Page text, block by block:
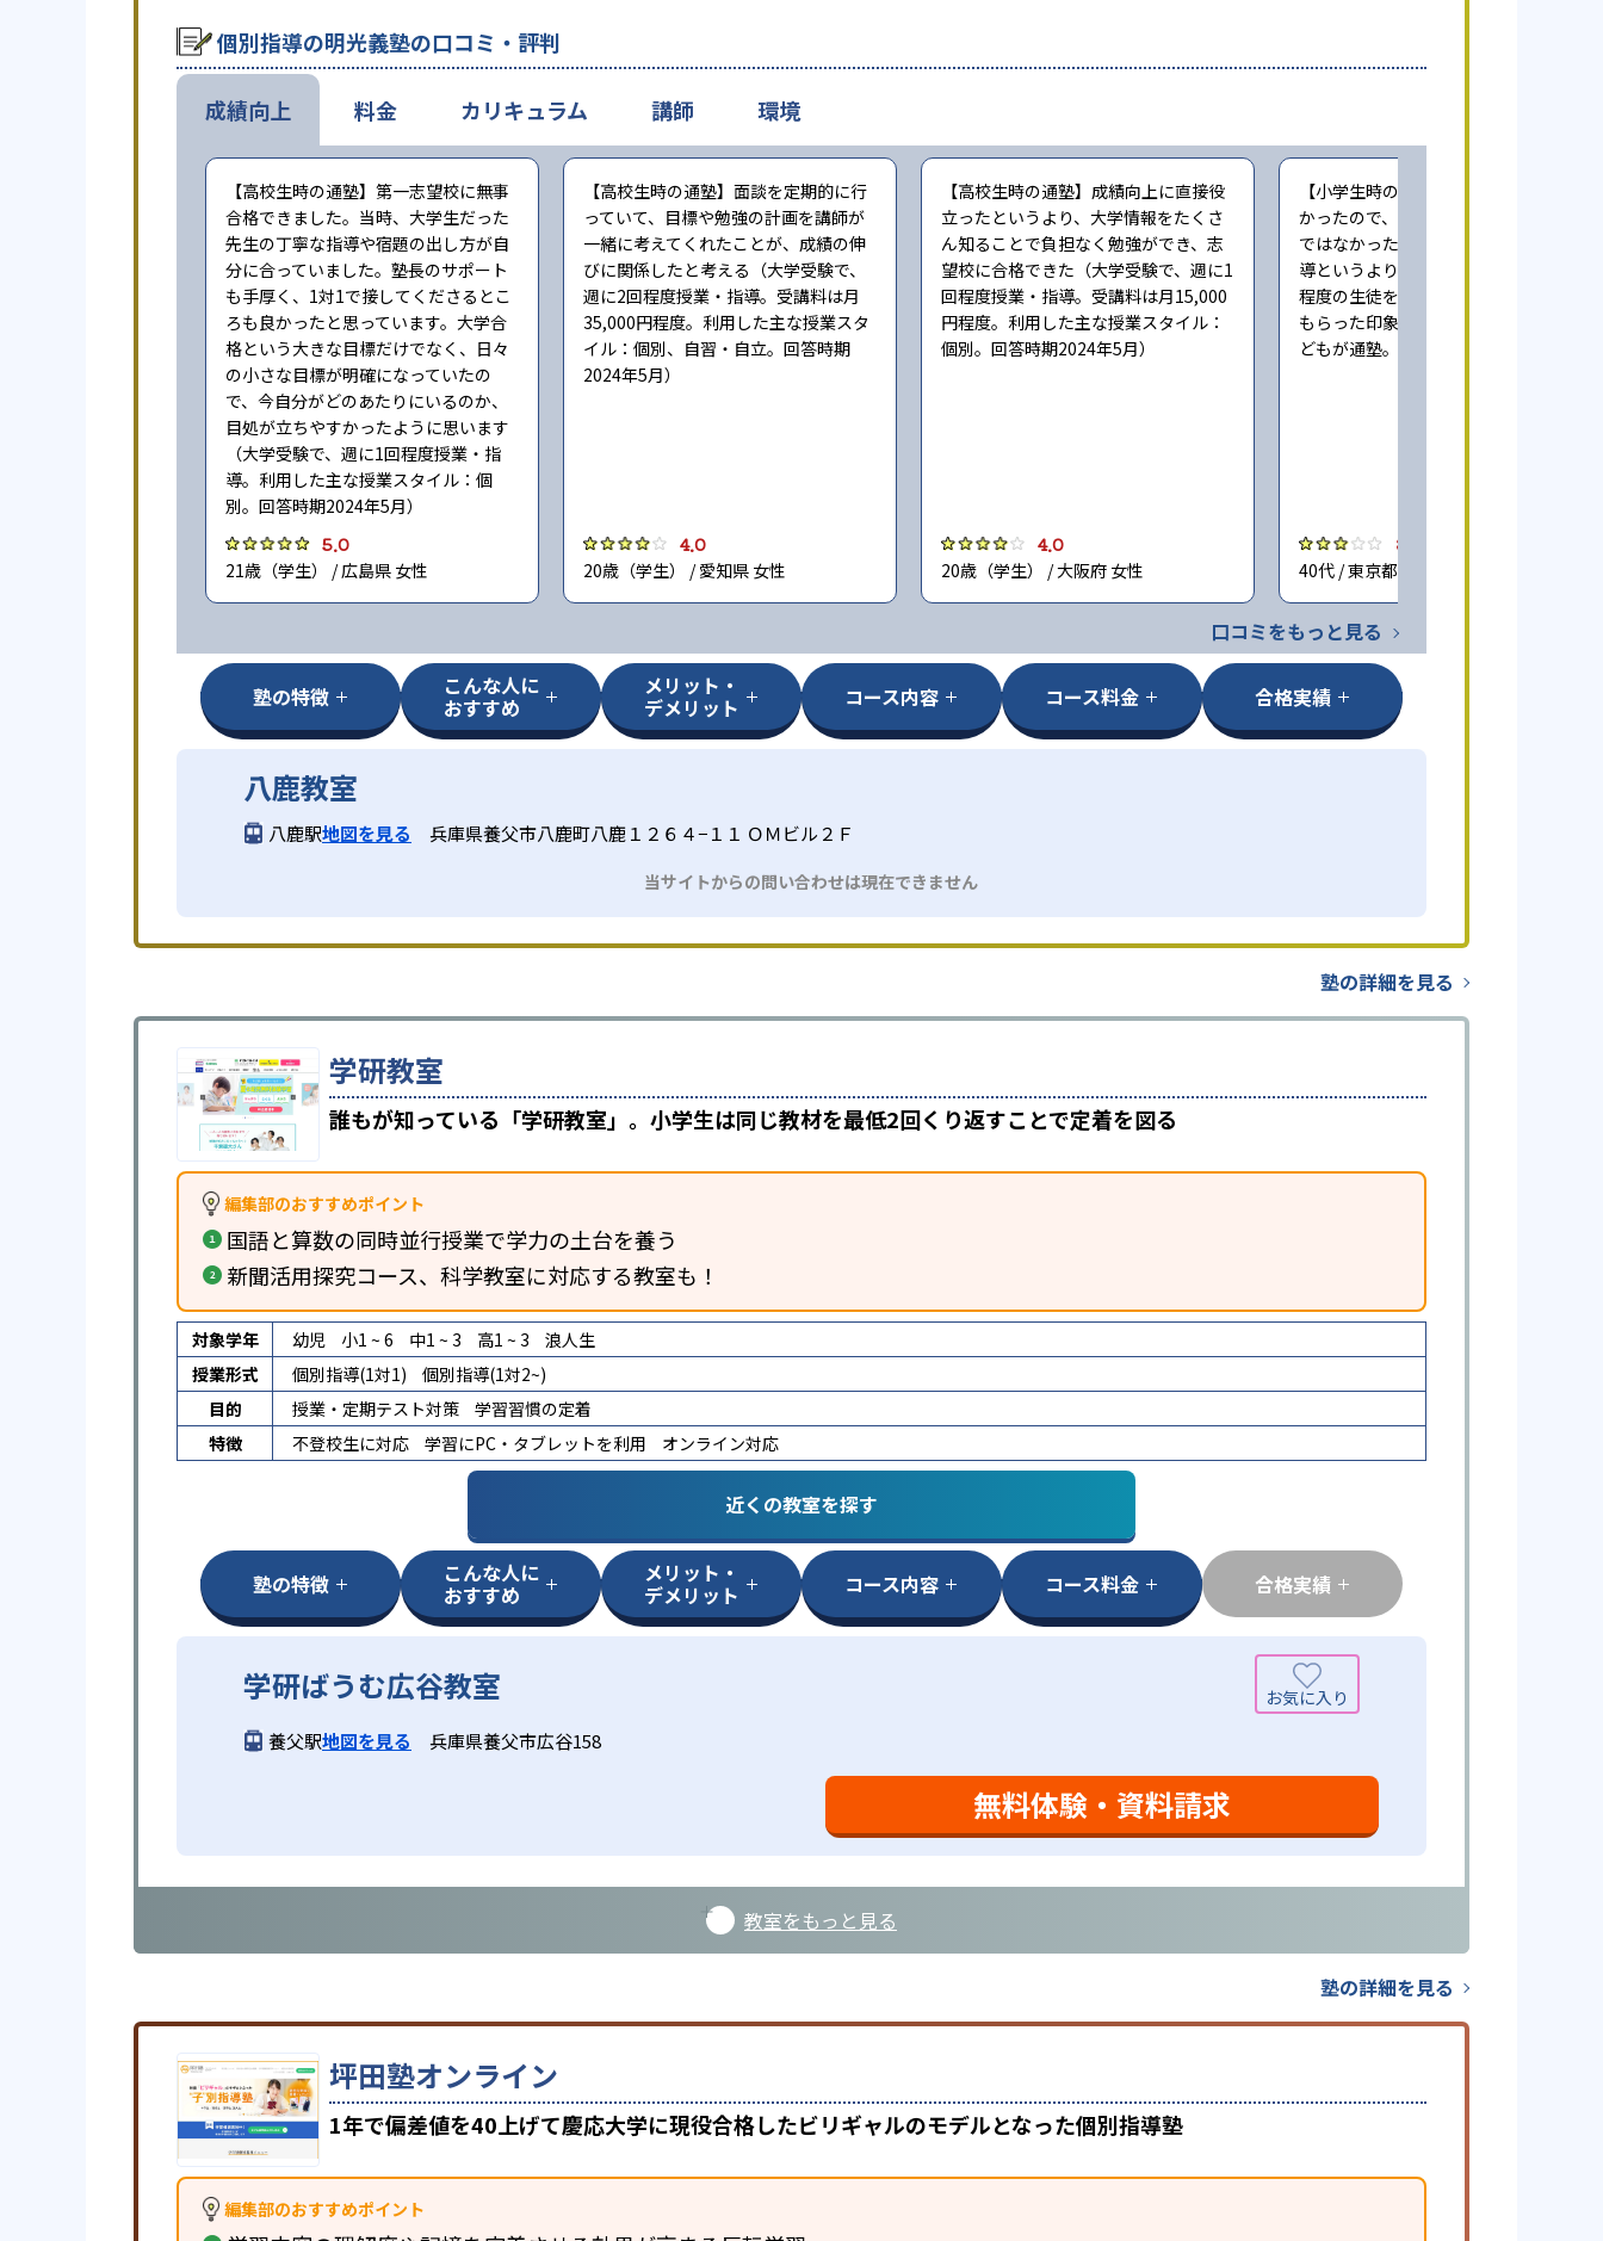
個別指導の明光義塾の口コミ・評判
成績向上
【高校生時の通塾】第一志望校に無事
合格できました。当時、大学生だった
先生の丁寧な指導や宿題の出し方が自
分に合っていました。塾長のサポート
も手厚く、1対1で接してくださるとこ
ろも良かったと思っています。大学合
格という大きな目標だけでなく、日々
の小さな目標が明確になっていたの
で、今自分がどのあたりにいるのか、
目処が立ちやすかったように思います
（大学受験で、週に1回程度授業・指
導。利用した主な授業スタイル：個
別。回答時期2024年5月）
5.0
21歳（学生） / 広島県 女性
【高校生時の通塾】面談を定期的に行
っていて、目標や勉強の計画を講師が
一緒に考えてくれたことが、成績の伸
びに関係したと考える（大学受験で、
週に2回程度授業・指導。受講料は月
35,000円程度。利用した主な授業スタ
イル：個別、自習・自立。回答時期
2024年5月）
4.0
20歳（学生） / 愛知県 女性
【高校生時の通塾】成績向上に直接役
立ったというより、大学情報をたくさ
ん知ることで負担なく勉強ができ、志
望校に合格できた（大学受験で、週に1
回程度授業・指導。受講料は月15,000
円程度。利用した主な授業スタイル：
個別。回答時期2024年5月）
4.0
20歳（学生） / 大阪府 女性
【小学生時の通塾】本人にやる気が無
かったので、成績向上するという感じ
ではなかった。また指導自体も個人指
導というより、一人の先生が一度に3人
程度の生徒をみており、きちんとみて
もらった印象ではない（小学6年時に子
どもが通塾。回答時期:2023年3月）
3.0
40代 / 東京都 女性
口コミをもっと見る
料金 カリキュラム 講師 環境
塾の特徴 こんな人に
おすすめ
メリット・
デメリット コース内容 コース料金 合格実績
八鹿教室
八鹿駅地図を見る 兵庫県養父市八鹿町八鹿１２６４−１１ ＯＭビル２Ｆ
当サイトからの問い合わせは現在できません
塾の詳細を見る
学研教室
誰もが知っている「学研教室」。小学生は同じ教材を最低2回くり返すことで定着を図る
編集部のおすすめポイント
国語と算数の同時並行授業で学力の土台を養う
新聞活用探究コース、科学教室に対応する教室も！
対象学年 幼児 小1 ~ 6 中1 ~ 3 高1 ~ 3
浪人生
授業形式
個別指導(1対1)
個別指導(1対2~)
目的
授業・定期テスト対策
学習習慣の定着
特徴
不登校生に対応 学習にPC・タブレットを利用 オンライン対応
近くの教室を探す
塾の特徴 こんな人に
おすすめ
メリット・
デメリット コース内容 コース料金 合格実績
学研ばうむ広谷教室
養父駅地図を見る 兵庫県養父市広谷158
無料体験・資料請求
教室をもっと見る
塾の詳細を見る
坪田塾オンライン
1年で偏差値を40上げて慶応大学に現役合格したビリギャルのモデルとなった個別指導塾
編集部のおすすめポイント